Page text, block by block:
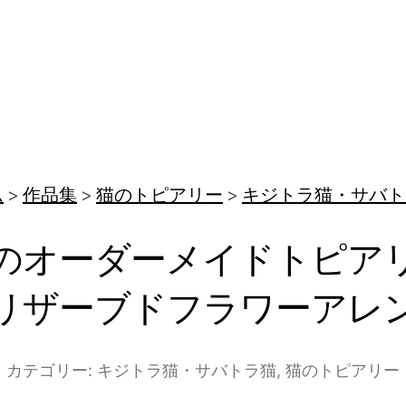
作品集 猫のトピアリー キジトラ猫・サバ
オーダーメイドトピア
ザーブドフラワーアレ
カテゴリー: キジトラ猫・サバトラ猫, 猫のトピアリー